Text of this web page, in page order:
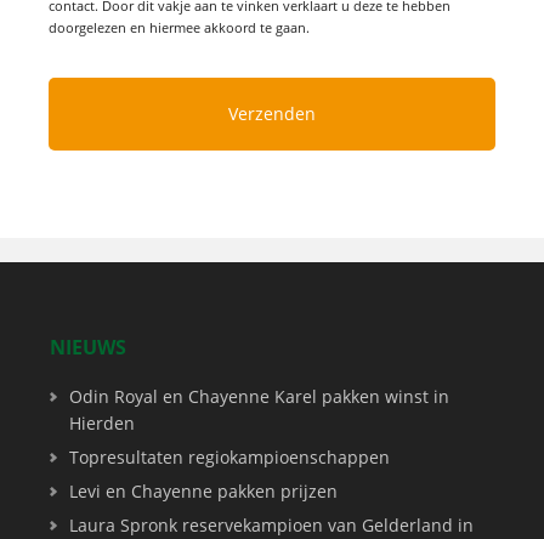
contact. Door dit vakje aan te vinken verklaart u deze te hebben
doorgelezen en hiermee akkoord te gaan.
NIEUWS
Odin Royal en Chayenne Karel pakken winst in
Hierden
Topresultaten regiokampioenschappen
Levi en Chayenne pakken prijzen
Laura Spronk reservekampioen van Gelderland in